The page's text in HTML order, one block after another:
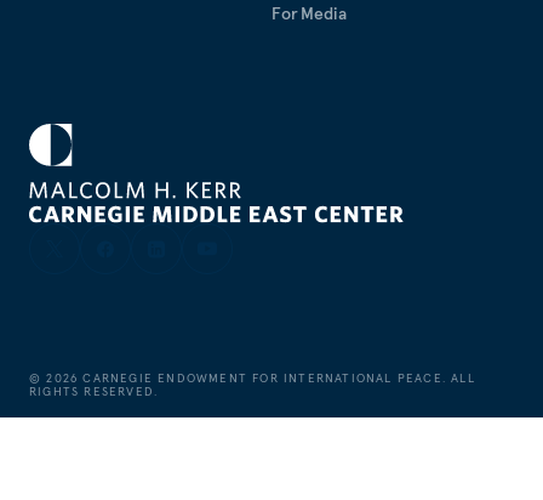
For Media
©2026 CARNEGIE ENDOWMENT FOR INTERNATIONAL PEACE. ALL
RIGHTS RESERVED.